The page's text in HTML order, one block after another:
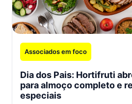
Associados em foco
Dia dos Pais: Hortifruti
para almoço completo e
especiais